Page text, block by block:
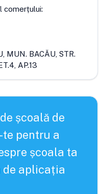
comerțului:
MUN. BACĂU, STR.
AP.13
școală de
pentru a
școala ta
de aplicația